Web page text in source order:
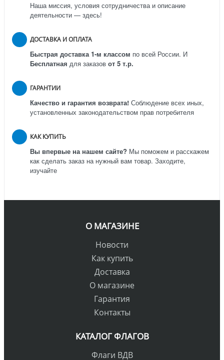
Наша миссия, условия сотрудничества и описание
деятельности — здесь!
ДОСТАВКА И ОПЛАТА
Быстрая доставка 1-м классом по всей России. И
Бесплатная для заказов от 5 т.р.
ГАРАНТИИ
Качество и гарантия возврата! Соблюдение всех иных,
установленных законодательством прав потребителя
КАК КУПИТЬ
Вы впервые на нашем сайте? Мы поможем и расскажем
как сделать заказ на нужный вам товар. Заходите,
изучайте
О МАГАЗИНЕ
Новости
Как купить
Доставка
О магазине
Гарантия
Контакты
КАТАЛОГ ФЛАГОВ
Флаги ВДВ